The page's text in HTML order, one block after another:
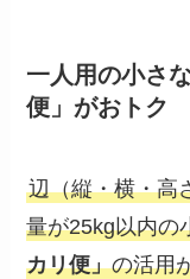
一人用の小さ
便」がおトク
辺（縦・横・高
量が25kg以内の
カリ便」の活用